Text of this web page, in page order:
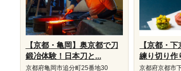
【京都・亀岡】奥京都で刀
鍛冶体験！日本刀と...
京都府亀岡市追分町25番地30
【京都・
練り切り作
京都府京都市